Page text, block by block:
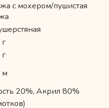
с мохером/пушистая
м
20%, Акрил 80%